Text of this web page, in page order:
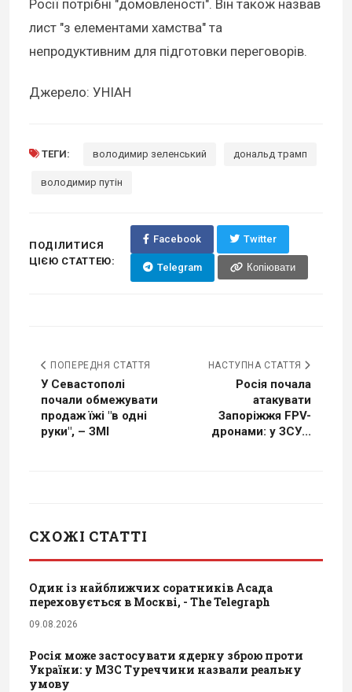
Росії потрібні "домовленості". Він також назвав
лист "з елементами хамства" та
непродуктивним для підготовки переговорів.
Джерело: УНІАН
ТЕГИ: володимир зеленський дональд трамп
володимир путін
ПОДІЛИТИСЯ
ЦІЄЮ СТАТТЕЮ:
Facebook Twitter
Telegram Копіювати
ПОПЕРЕДНЯ СТАТТЯ
У Севастополі
почали обмежувати
продаж їжі "в одні
руки", – ЗМІ
НАСТУПНА СТАТТЯ
Росія почала
атакувати
Запоріжжя FPV-
дронами: у ЗСУ...
СХОЖІ СТАТТІ
Один із найближчих соратників Асада
переховується в Москві, - The Telegraph
09.08.2026
Росія може застосувати ядерну зброю проти
України: у МЗС Туреччини назвали реальну
умову